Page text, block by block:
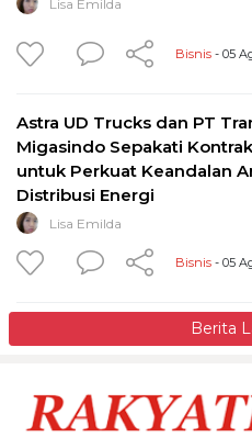
Lisa Emilda
Bisnis - 05
Astra UD Trucks dan PT
Migasindo Sepakati
untuk Perkuat Keandalan
Distribusi Energi
Lisa Emilda
Bisnis - 05
Berita